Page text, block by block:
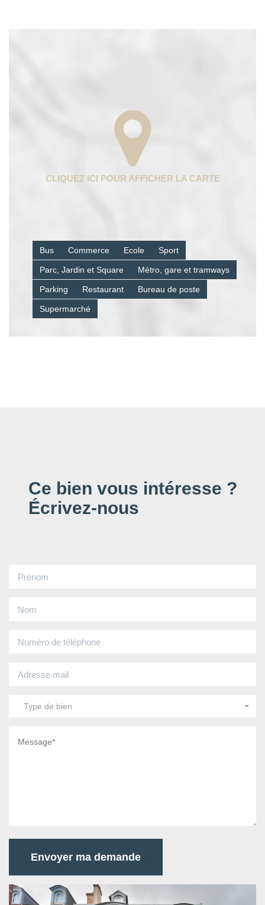
Bus Commerce Ecole Sport
Parc, Jardin et Square Métro, gare et tramways
Parking Restaurant Bureau de poste
Supermarché
Ce bien vous intéresse ?
Écrivez-nous
Type de bien
Envoyer ma demande